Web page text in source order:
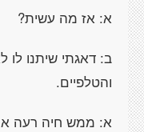
א: אז מה עשית?
ב: דאגתי שיתנו
והטלפיים.
א: ממש חיה רעה